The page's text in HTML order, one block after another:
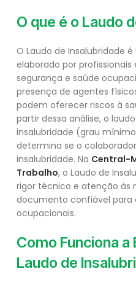
O que é o Laudo
O Laudo de Insalubridade
elaborado por profissionais
segurança e saúde
presença de agentes
podem oferecer riscos à
partir dessa análise, o
insalubridade (grau
determina se o
insalubridade. Na Central-
Trabalho, o Laudo de
rigor técnico e atenção às
documento confiável para
ocupacionais.
Como Funciona
Laudo de